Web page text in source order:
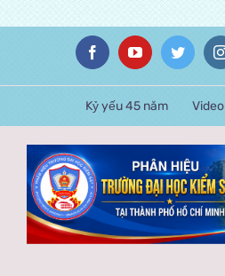
content
FacebookYouTubeTwitter
Kỷ yếu 45 năm Video